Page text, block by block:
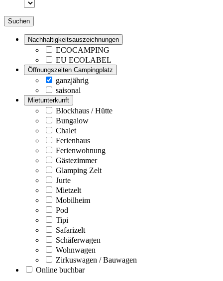
Suchen
Nachhaltigkeitsauszeichnungen
ECOCAMPING
EU ECOLABEL
Öffnungszeiten Campingplatz
ganzjährig
saisonal
Mietunterkunft
Blockhaus / Hütte
Bungalow
Chalet
Ferienhaus
Ferienwohnung
Gästezimmer
Glamping Zelt
Jurte
Mietzelt
Mobilheim
Pod
Tipi
Safarizelt
Schäferwagen
Wohnwagen
Zirkuswagen / Bauwagen
Online buchbar